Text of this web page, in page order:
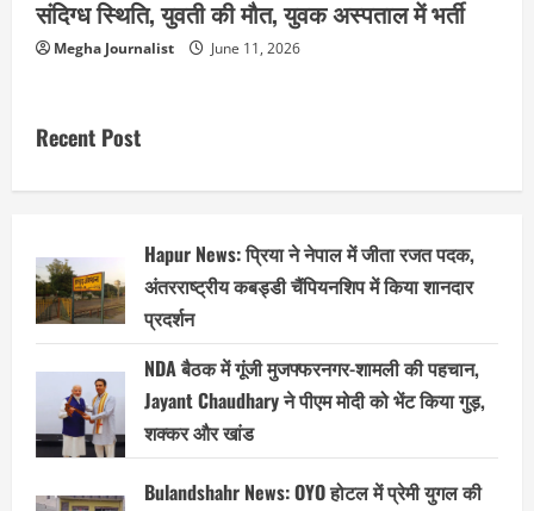
संदिग्ध स्थिति, युवती की मौत, युवक अस्पताल में भर्ती
Megha Journalist June 11, 2026
Recent Post
Hapur News: प्रिया ने नेपाल में जीता रजत पदक,
अंतरराष्ट्रीय कबड्डी चैंपियनशिप में किया शानदार
प्रदर्शन
NDA बैठक में गूंजी मुजफ्फरनगर-शामली की पहचान,
Jayant Chaudhary ने पीएम मोदी को भेंट किया गुड़,
शक्कर और खांड
Bulandshahr News: OYO होटल में प्रेमी युगल की